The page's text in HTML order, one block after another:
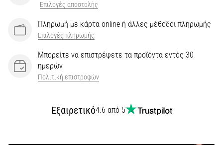
Επιλογές αποστολής
Πληρωμή με κάρτα online ή άλλες μέθοδοι πληρωμής
Επιλογές πληρωμής
Μπορείτε να επιστρέψετε τα προϊόντα εντός 30
ημερών
Πολιτική επιστροφών
Εξαιρετικό4.6 από 5